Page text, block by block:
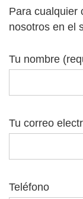
Para cualquier
nosotros en el
Tu nombre
Tu correo
Teléfono